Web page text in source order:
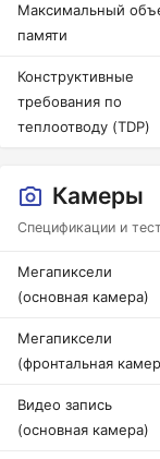
Максимальный
памяти
Конструктивные
требования по
теплоотводу (TDP)
Камеры
Спецификации и
Мегапиксели
(основная камера)
Мегапиксели
(фронтальная
Видео запись
(основная камера)